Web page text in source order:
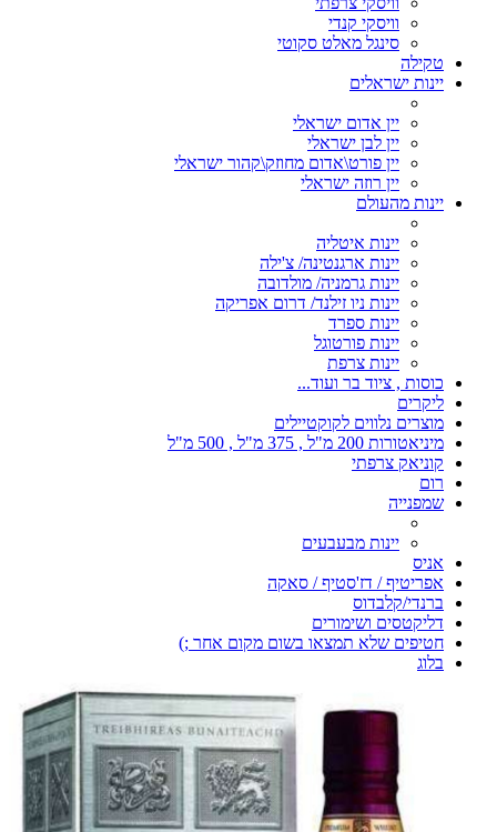
וויסקי קנדי
סינגל מאלט סקוטי
טקילה
יינות ישראלים
יין אדום ישראלי
יין לבן ישראלי
יין פורט\אדום מחוזק\קהור ישראלי
יין רוזה ישראלי
יינות מהעולם
יינות איטליה
יינות ארגנטינה/ צ'ילה
יינות גרמניה/ מולדובה
יינות ניו זילנד/ דרום אפריקה
יינות ספרד
יינות פורטוגל
יינות צרפת
כוסות , ציוד בר ועוד...
ליקרים
מוצרים נלווים לקוקטיילים
מיניאטורות 200 מ"ל , 375 מ"ל , 500 מ"ל
קוניאק צרפתי
רום
שמפנייה
יינות מבעבעים
אניס
אפריטיף / דז'סטיף / סאקה
ברנדי/קלבדוס
דליקטסים ושימורים
חטיפים שלא תמצאו בשום מקום אחר ;)
בלוג